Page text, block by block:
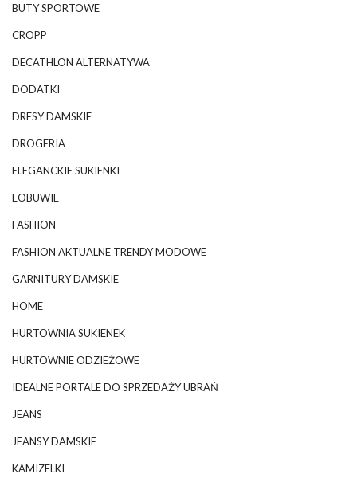
BUTY SPORTOWE
CROPP
DECATHLON ALTERNATYWA
DODATKI
DRESY DAMSKIE
DROGERIA
ELEGANCKIE SUKIENKI
EOBUWIE
FASHION
FASHION AKTUALNE TRENDY MODOWE
GARNITURY DAMSKIE
HOME
HURTOWNIA SUKIENEK
HURTOWNIE ODZIEŻOWE
IDEALNE PORTALE DO SPRZEDAŻY UBRAŃ
JEANS
JEANSY DAMSKIE
KAMIZELKI